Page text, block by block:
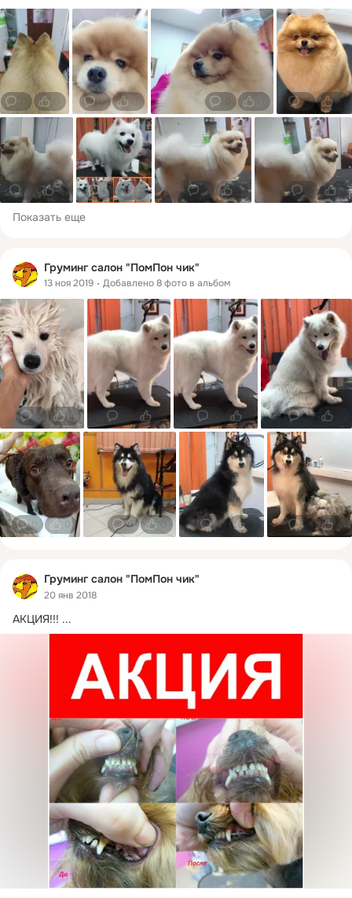
0 0 0 0
0 0 0 0 0 0 1
Показать еще
Груминг салон "ПомПон чик"
13 ноя 2019 Добавлено 8 фото в альбом
0 0 0 0 0
0 0 0 0 0
Груминг салон "ПомПон чик"
20 янв 2018
АКЦИЯ!!! ...